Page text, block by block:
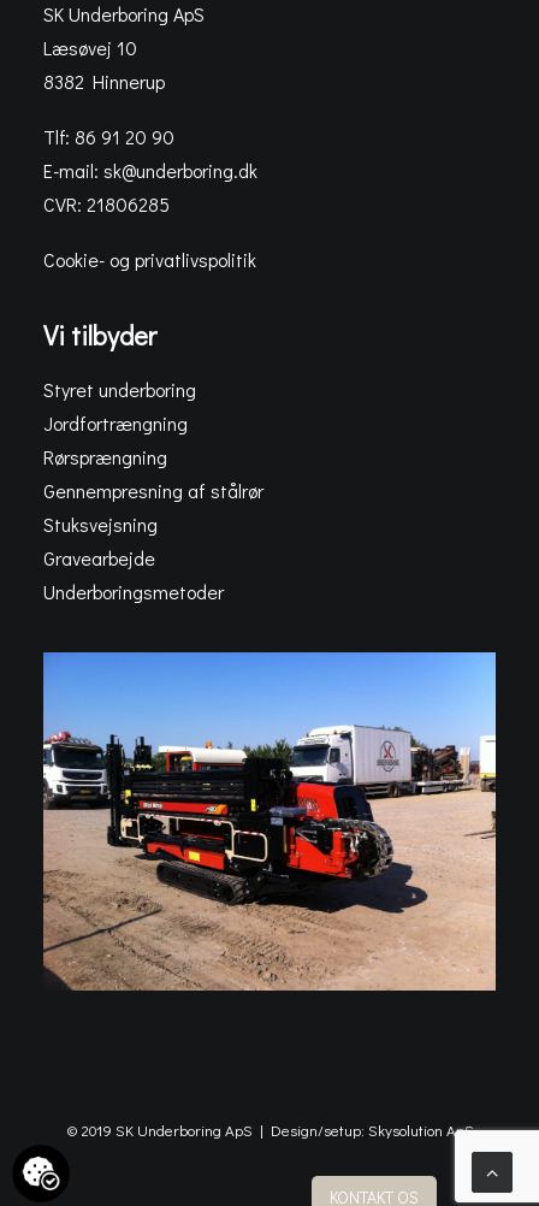
SK Underboring ApS
Læsøvej 10
8382 Hinnerup
Tlf: 86 91 20 90
E-mail: sk@underboring.dk
CVR: 21806285
Cookie- og privatlivspolitik
Vi tilbyder
Styret underboring
Jordfortrængning
Rørsprængning
Gennempresning af stålrør
Stuksvejsning
Gravearbejde
Underboringsmetoder
© 2019 SK Underboring ApS | Design/setup: Skysolution ApS
KONTAKT OS